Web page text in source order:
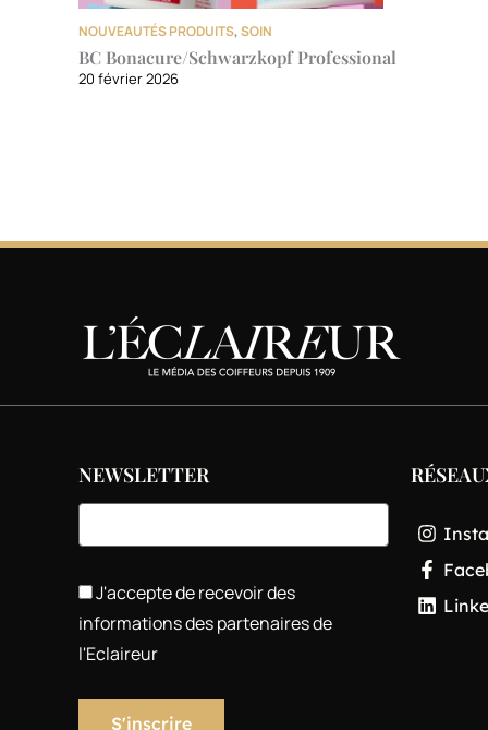
NOUVEAUTÉS PRODUITS,SOIN
BC Bonacure/Schwarzkopf Professional
20 février 2026
NEWSLETTER
J'accepte de recevoir des
informations des partenaires de
l'Eclaireur